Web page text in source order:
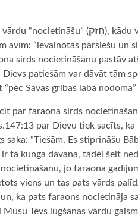
“nocietināšu” (חָזַק), kādu
avīm: “ievainotās pārsiešu un
sirds nocietināšanu pastāv
patiešām var dāvāt tām
Savas gribas labā
par faraona sirds
par Dievu tiek sacīts,
saka: “Tiešām, Es stiprināšu
ir tā kunga dāvana, tādēļ šeit
jo faraona
viens un tas pats vārds
ka pats faraons nocietināja
Tēvs lūgšanas vārdu